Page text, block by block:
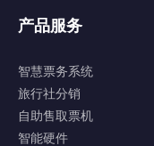
产品服务
智慧票务系统
旅行社分销
自助售取票机
智能硬件